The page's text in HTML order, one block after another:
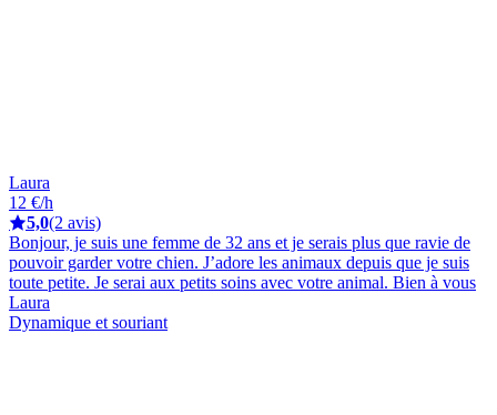
Laura
12 €/h
5,0(2 avis)
Bonjour, je suis une femme de 32 ans et je serais plus que ravie de
pouvoir garder votre chien. J’adore les animaux depuis que je suis
toute petite. Je serai aux petits soins avec votre animal. Bien à vous
Laura
Dynamique et souriant